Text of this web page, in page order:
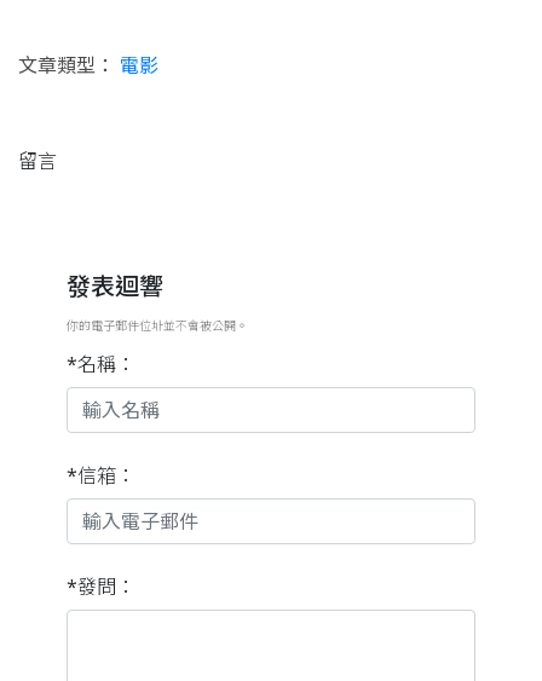
文章類型： 電影
留言
發表迴響
你的電子郵件位址並不會被公開。
*名稱：
*信箱：
*發問：